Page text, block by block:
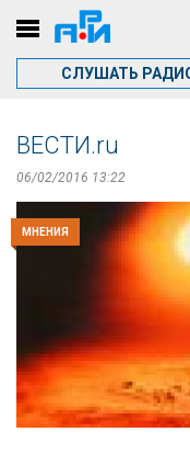
СЛУШАТЬ
ВЕСТИ.ru
06/02/2016 13:22
МНЕНИЯ